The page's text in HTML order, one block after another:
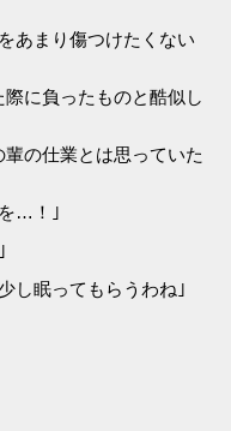
あまり傷つけたくない
に負ったものと酷似し
の仕業とは思っていた
…！｣
し眠ってもらうわね｣